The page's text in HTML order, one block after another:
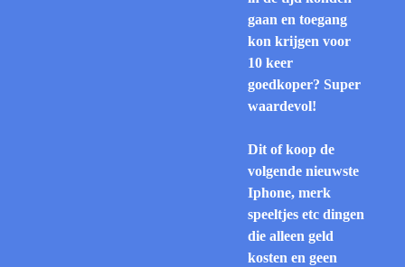
gaan en toegang
kon krijgen voor
10 keer
goedkoper? Super
waardevol!
Dit of koop de
volgende nieuwste
Iphone, merk
speeltjes etc dingen
die alleen geld
kosten en geen